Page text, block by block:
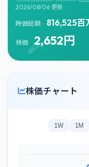
2026/08/06 更新
時価総額: 816,525百
株価: 2,652円
株価チャート
1W 1M